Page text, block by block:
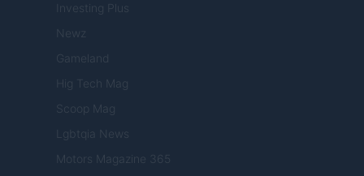
Investing Plus
Newz
Gameland
Hig Tech Mag
Scoop Mag
Lgbtqia News
Motors Magazine 365